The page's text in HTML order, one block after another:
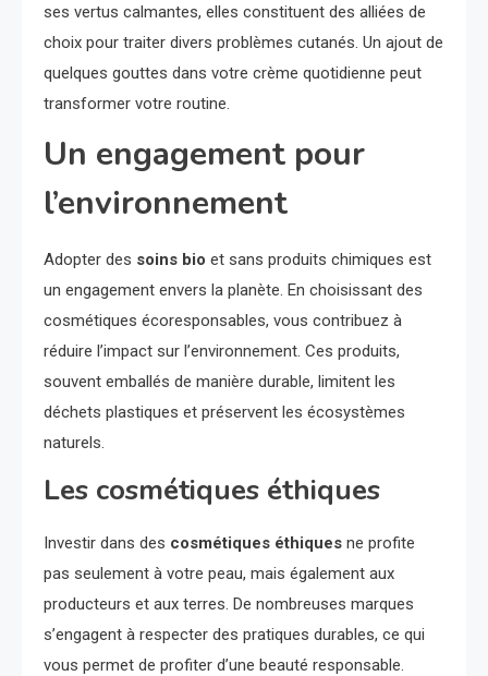
ses vertus calmantes, elles constituent des alliées de
choix pour traiter divers problèmes cutanés. Un ajout de
quelques gouttes dans votre crème quotidienne peut
transformer votre routine.
Un engagement pour
l’environnement
Adopter des soins bio et sans produits chimiques est
un engagement envers la planète. En choisissant des
cosmétiques écoresponsables, vous contribuez à
réduire l’impact sur l’environnement. Ces produits,
souvent emballés de manière durable, limitent les
déchets plastiques et préservent les écosystèmes
naturels.
Les cosmétiques éthiques
Investir dans des cosmétiques éthiques ne profite
pas seulement à votre peau, mais également aux
producteurs et aux terres. De nombreuses marques
s’engagent à respecter des pratiques durables, ce qui
vous permet de profiter d’une beauté responsable.